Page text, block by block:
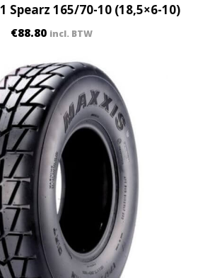
Spearz 165/70-10 (18,5×6-10)
€88.80 incl. BTW